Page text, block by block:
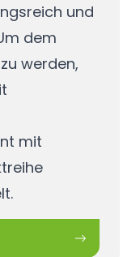
und
dem
werden,
mit